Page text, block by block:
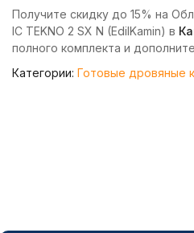
Получите скидку до 15% на
IC TEKNO 2 SX N (EdilKamin) в
полного комплекта и
Категории: Готовые дровяные